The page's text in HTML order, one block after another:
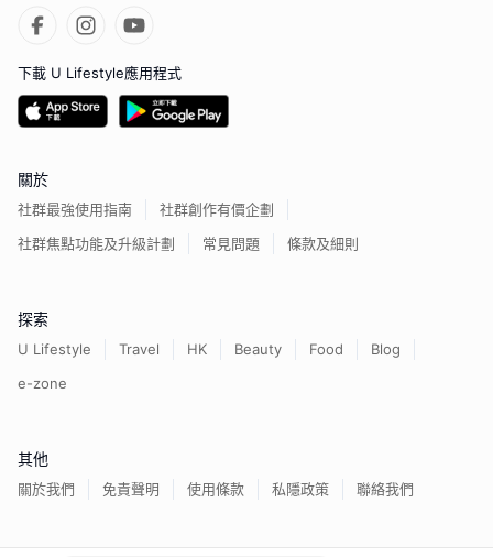
下載 U Lifestyle應用程式
關於
社群最強使用指南
社群創作有價企劃
社群焦點功能及升級計劃
常見問題 條款及細則
探索
U Lifestyle Travel HK Beauty Food
Blog
e-zone
其他
關於我們 免責聲明 使用條款 私隱政策 聯絡我們